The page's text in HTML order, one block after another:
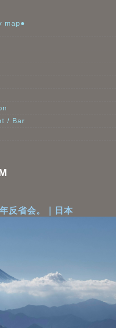
map●
/ Bar
反省会。｜日本